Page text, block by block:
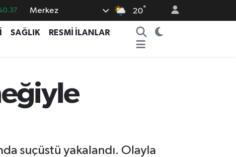
%-14
Merkez 20°
SAĞLIK
RESMİ İLANLAR
suçüstü yakalandı. Olayla